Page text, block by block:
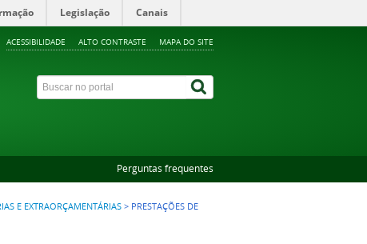
Legislação Canais
ACESSIBILIDADE ALTO CONTRASTE MAPA DO SITE
Perguntas frequentes
E EXTRAORÇAMENTÁRIAS > PRESTAÇÕES DE